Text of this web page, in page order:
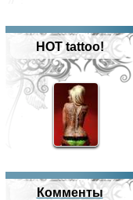
HOT tattoo!
Комменты